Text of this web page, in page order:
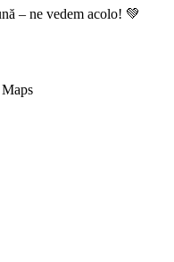
– ne vedem acolo! 💚